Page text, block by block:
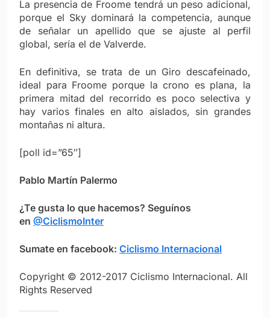
La presencia de Froome tendrá un peso adicional,
porque el Sky dominará la competencia, aunque
de señalar un apellido que se ajuste al perfil
global, sería el de Valverde.
En definitiva, se trata de un Giro descafeinado,
ideal para Froome porque la crono es plana, la
primera mitad del recorrido es poco selectiva y
hay varios finales en alto aislados, sin grandes
montañas ni altura.
[poll id=”65″]
Pablo Martín Palermo
¿Te gusta lo que hacemos? Seguínos
en @CiclismoInter
Sumate en facebook: Ciclismo Internacional
Copyright © 2012-2017 Ciclismo Internacional. All
Rights Reserved